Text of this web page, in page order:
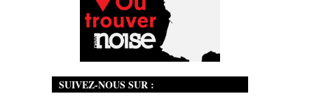
SUIVEZ-NOUS SUR :